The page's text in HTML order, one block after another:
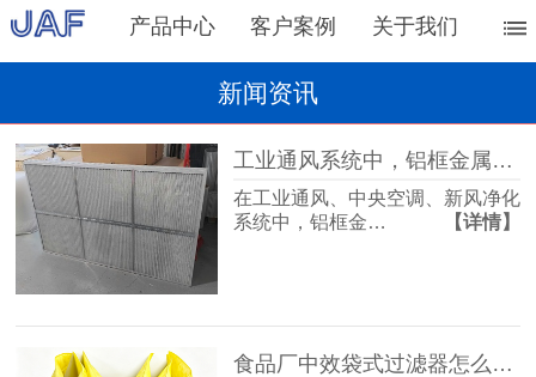
产品中心 客户案例 关于我们
新闻资讯
工业通风系统中，铝框金属网过滤器的主要作用
在工业通风、中央空调、新风净化
系统中，铝框金…
【详情】
食品厂中效袋式过滤器怎么选？过滤等级是关键